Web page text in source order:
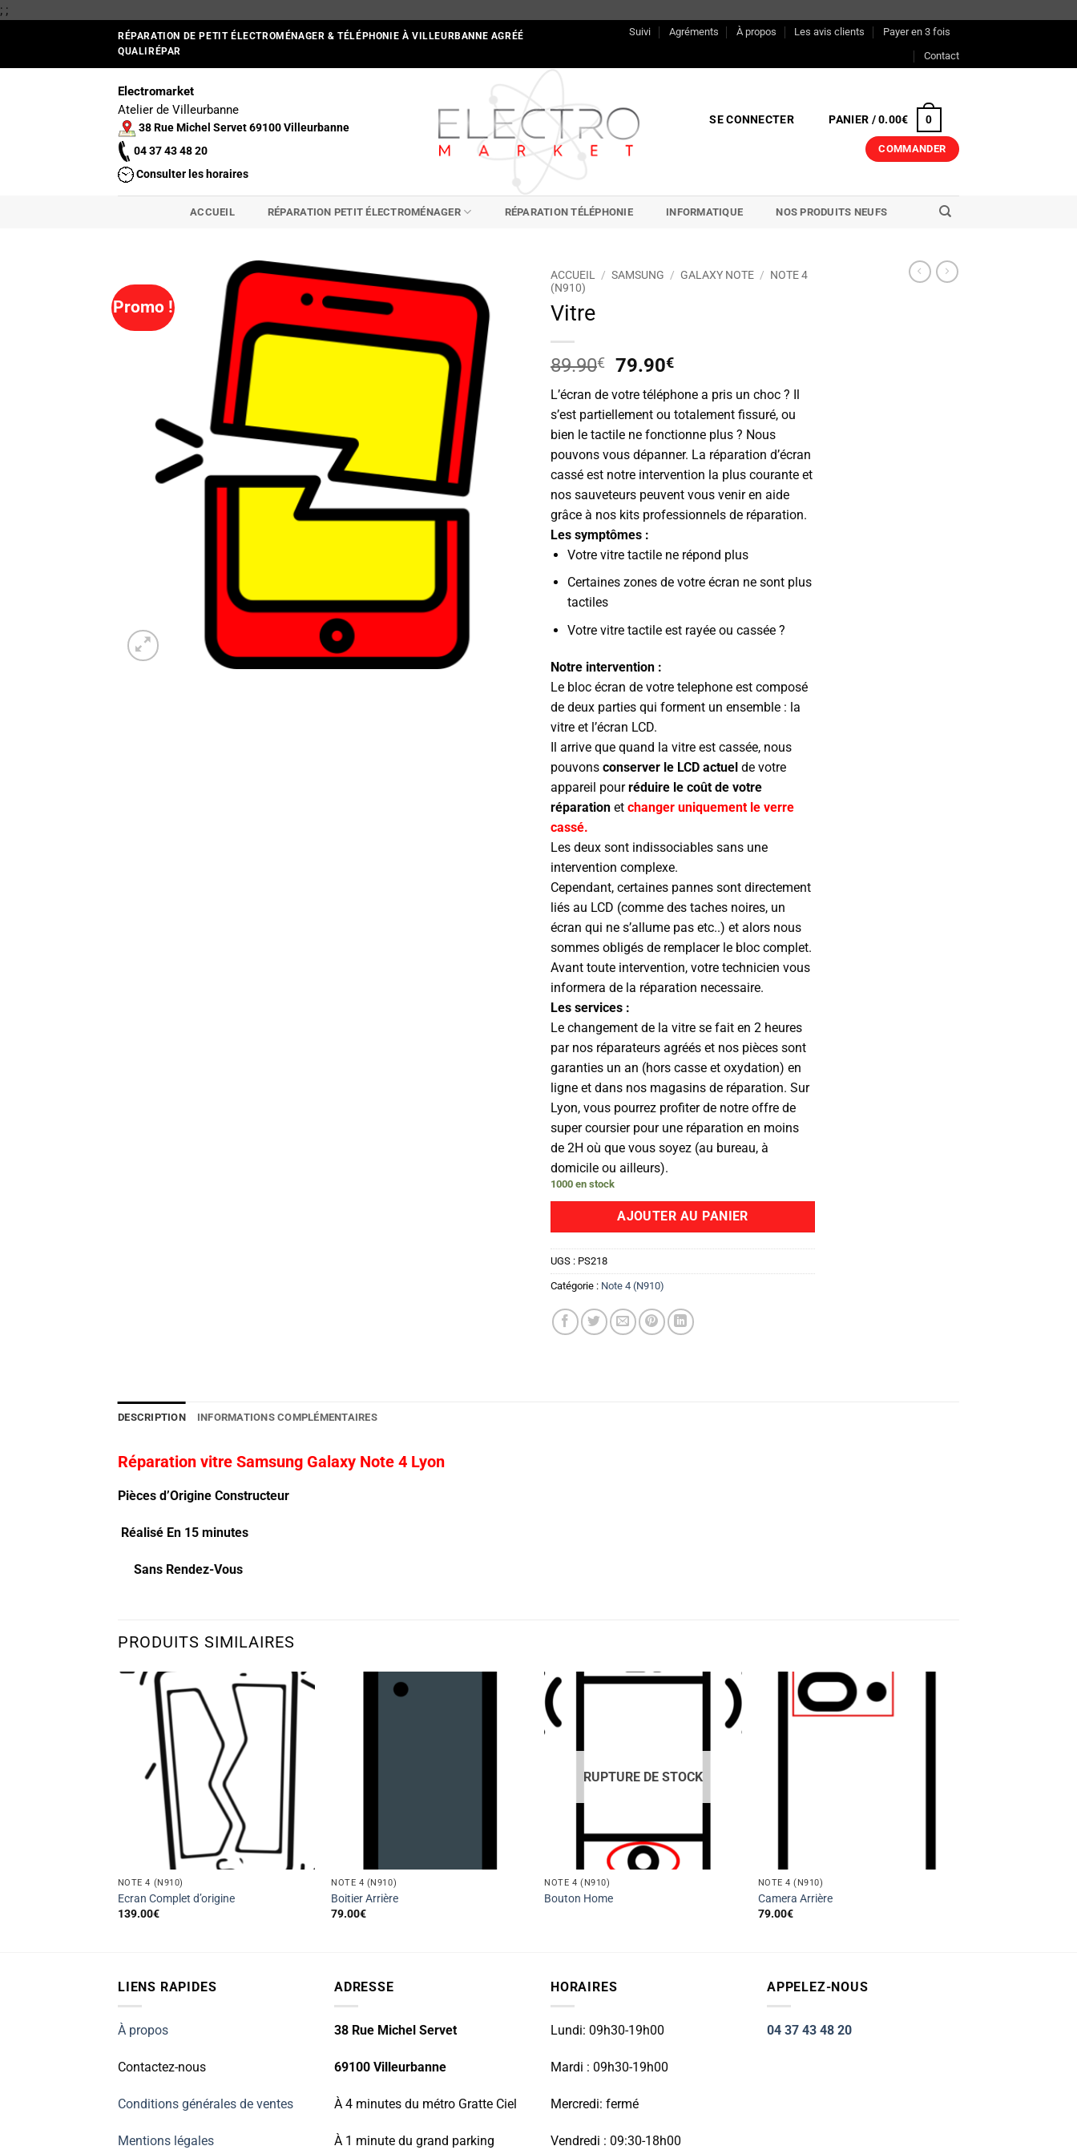
; ;Passer
RÉPARATION DE PETIT ÉLECTROMÉNAGER & TÉLÉPHONIE À VILLEURBANNE AGRÉÉ
QUALIRÉPAR
Suivi Agréments À propos Les avis clients
Payer en 3 fois
Contact
Electromarket
Atelier de Villeurbanne
38 Rue Michel Servet 69100 Villeurbanne
04 37 43 48 20
Consulter les horaires
SE CONNECTER PANIER /0.00€ 0
COMMANDER
ACCUEIL RÉPARATION PETIT ÉLECTROMÉNAGER RÉPARATION TÉLÉPHONIE INFORMATIQUE NOS PRODUITS NEUFS
Promo !
ACCUEIL / SAMSUNG / GALAXY NOTE / NOTE 4
(N910)
Vitre
89.90€
Le
initial
était :
89.90€.
79.90€Le
actuel
est :
79.90€.
L’écran de votre téléphone a pris un choc ? Il
s’est partiellement ou totalement fissuré, ou
bien le tactile ne fonctionne plus ? Nous
pouvons vous dépanner. La réparation d’écran
cassé est notre intervention la plus courante et
nos sauveteurs peuvent vous venir en aide
grâce à nos kits professionnels de réparation.
Les symptômes :
Votre vitre tactile ne répond plus
Certaines zones de votre écran ne sont plus
tactiles
Votre vitre tactile est rayée ou cassée ?
Notre intervention :
Le bloc écran de votre telephone est composé
de deux parties qui forment un ensemble : la
vitre et l’écran LCD.
Il arrive que quand la vitre est cassée, nous
pouvons conserver le LCD actuel de votre
appareil pourréduire le coût de votre
réparation et changer uniquement le verre
cassé.
Les deux sont indissociables sans une
intervention complexe.
Cependant, certaines pannes sont directement
liés au LCD (comme des taches noires, un
écran qui ne s’allume pas etc..) et alors nous
sommes obligés de remplacer le bloc complet.
Avant toute intervention, votre technicien vous
informera de la réparation necessaire.
Les services :
Le changement de la vitre se fait en 2 heures
par nos réparateurs agréés et nos pièces sont
garanties un an (hors casse et oxydation) en
ligne et dans nos magasins de réparation. Sur
Lyon, vous pourrez profiter de notre offre de
super coursier pour une réparation en moins
de 2H où que vous soyez (au bureau, à
domicile ou ailleurs).
1000 en stock
AJOUTER AU PANIER
UGS : PS218
Catégorie : Note 4 (N910)
DESCRIPTION INFORMATIONS COMPLÉMENTAIRES
Réparation vitre Samsung Galaxy Note 4 Lyon
Pièces d’Origine Constructeur
Réalisé En 15 minutes
Sans Rendez-Vous
PRODUITS SIMILAIRES
NOTE 4 (N910)
Ecran Complet d’origine
139.00€
NOTE 4 (N910)
Boitier Arrière
79.00€
RUPTURE DE STOCK
NOTE 4 (N910)
Bouton Home
NOTE 4 (N910)
Camera Arrière
79.00€
LIENS RAPIDES
À propos
Contactez-nous
Conditions générales de ventes
Mentions légales
ADRESSE
38 Rue Michel Servet
69100 Villeurbanne
À 4 minutes du métro Gratte Ciel
À 1 minute du grand parking
HORAIRES
Lundi: 09h30-19h00
Mardi : 09h30-19h00
Mercredi: fermé
Vendredi : 09:30-18h00
APPELEZ-NOUS
04 37 43 48 20